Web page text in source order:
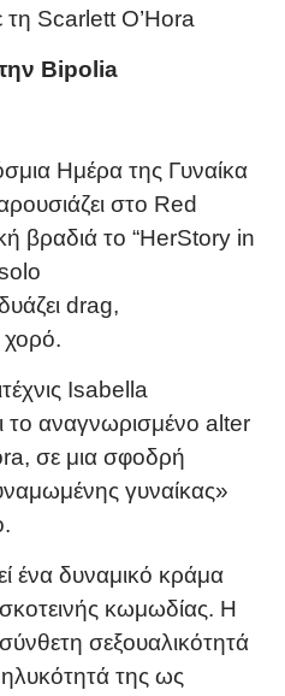
τη Scarlett O’Hora
Bipolia
Ημέρα της Γυναίκα
στο Red
βραδιά το “HerStory in
drag,
χορό.
Isabella
το αναγνωρισμένο alter
σε μια σφοδρή
γυναίκας»
ένα δυναμικό κράμα
κωμωδίας. Η
σεξουαλικότητά
της ως